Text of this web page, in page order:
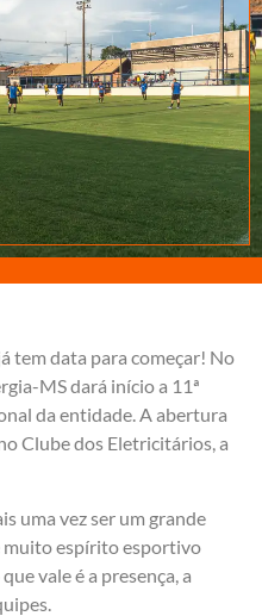
tem data para começar! No
MS dará início a 11ª
da entidade. A abertura
Clube dos Eletricitários, a
uma vez ser um grande
muito espírito esportivo
vale é a presença, a